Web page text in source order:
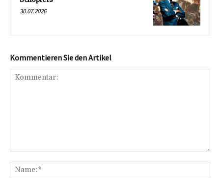
30.07.2026
Kommentieren Sie den Artikel